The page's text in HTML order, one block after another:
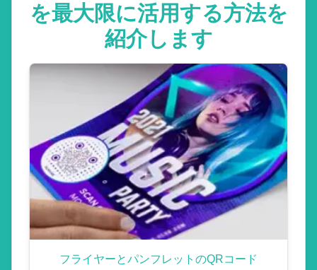
を最大限に活用する方法を
紹介します
フライヤーとパンフレットのQRコード